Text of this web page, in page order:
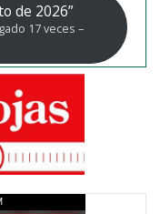
de 2026”
17 veces –